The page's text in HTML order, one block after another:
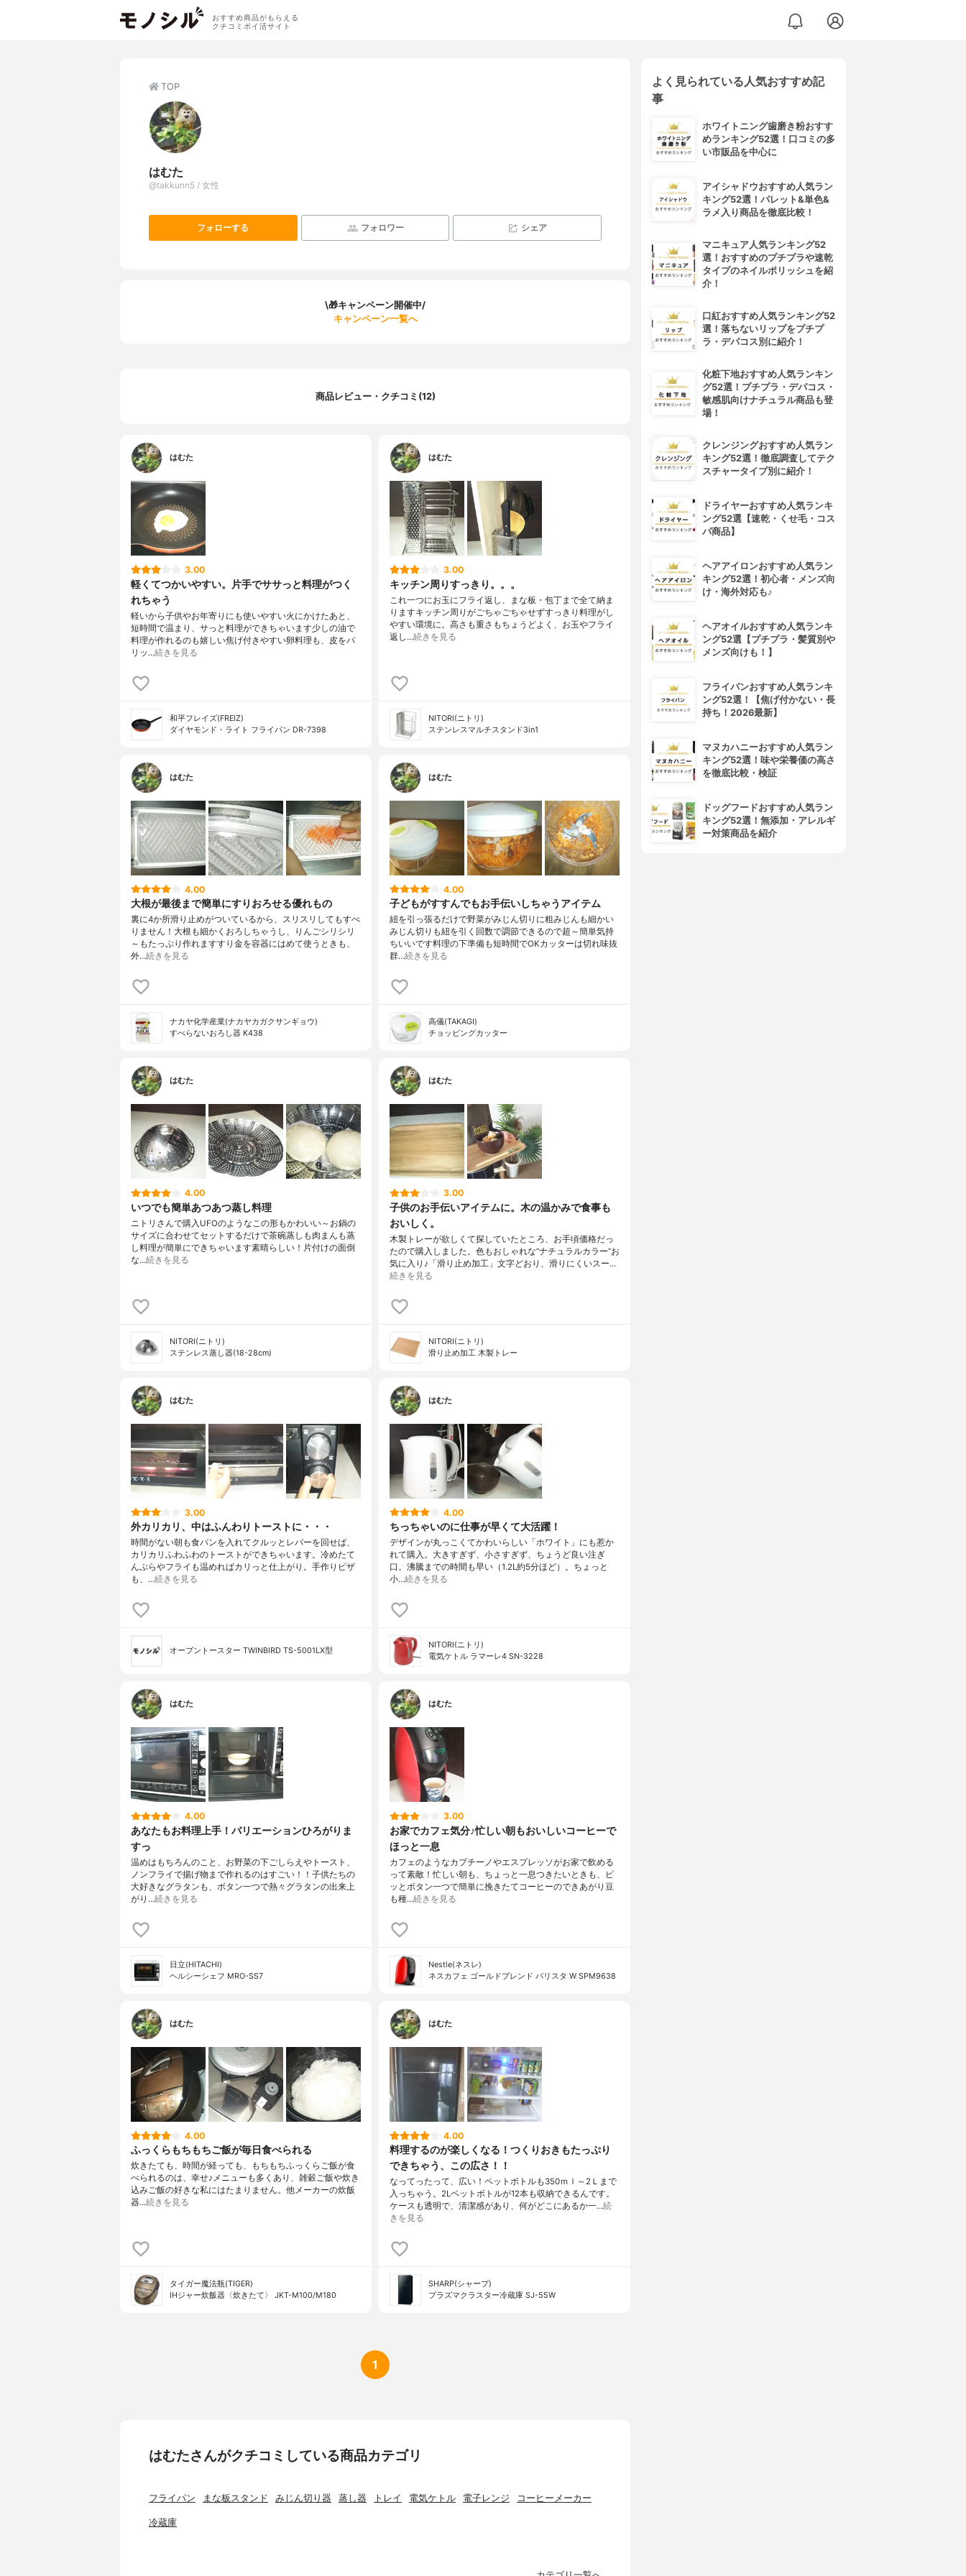
おすすめ商品がもらえる
クチコミポイ活サイト
TOP
はむた
@takkunn5 / 女性
フォローする フォロワー シェア
\🎁キャンペーン開催中/
キャンペーン一覧へ
商品レビュー・クチコミ(12)
はむた
3.00
軽くてつかいやすい。片手でササっと料理がつく
れちゃう
軽いから子供やお年寄りにも使いやすい火にかけたあと、
短時間で温まり、サっと料理ができちゃいます少しの油で
料理が作れるのも嬉しい焦げ付きやすい卵料理も、皮をパ
リッ…続きを見る
和平フレイズ(FREIZ)
ダイヤモンド・ライト フライパン DR-7398
はむた
3.00
キッチン周りすっきり。。。
これ一つにお玉にフライ返し、まな板・包丁まで全て納ま
りますキッチン周りがごちゃごちゃせずすっきり料理がし
やすい環境に。高さも重さもちょうどよく、お玉やフライ
返し…続きを見る
NITORI(ニトリ)
ステンレスマルチスタンド3in1
はむた
4.00
大根が最後まで簡単にすりおろせる優れもの
裏に4か所滑り止めがついているから、スリスリしてもすべ
りません！大根も細かくおろしちゃうし、りんごシリシリ
～もたっぷり作れますすり金を容器にはめて使うときも、
外…続きを見る
ナカヤ化学産業(ナカヤカガクサンギョウ)
すべらないおろし器 K438
はむた
4.00
子どもがすすんでもお手伝いしちゃうアイテム
紐を引っ張るだけで野菜がみじん切りに粗みじんも細かい
みじん切りも紐を引く回数で調節できるので超～簡単気持
ちいいです料理の下準備も短時間でOKカッターは切れ味抜
群…続きを見る
高儀(TAKAGI)
チョッピングカッター
はむた
4.00
いつでも簡単あつあつ蒸し料理
ニトリさんで購入UFOのようなこの形もかわいい～お鍋の
サイズに合わせてセットするだけで茶碗蒸しも肉まんも蒸
し料理が簡単にできちゃいます素晴らしい！片付けの面倒
な…続きを見る
NITORI(ニトリ)
ステンレス蒸し器(18-28cm)
はむた
3.00
子供のお手伝いアイテムに。木の温かみで食事も
おいしく。
木製トレーが欲しくて探していたところ、お手頃価格だっ
たので購入しました。色もおしゃれな”ナチュラルカラー”お
気に入り♪「滑り止め加工」文字どおり、滑りにくいスー…
続きを見る
NITORI(ニトリ)
滑り止め加工 木製トレー
はむた
3.00
外カリカリ、中はふんわりトーストに・・・
時間がない朝も食パンを入れてクルッとレバーを回せば、
カリカリふわふわのトーストができちゃいます。冷めたて
んぷらやフライも温めればカリっと仕上がり。手作りピザ
も、…続きを見る
オーブントースター TWINBIRD TS-5001LX型
はむた
4.00
ちっちゃいのに仕事が早くて大活躍！
デザインが丸っこくてかわいらしい「ホワイト」にも惹か
れて購入。大きすぎず、小さすぎず、ちょうど良い注ぎ
口。沸騰までの時間も早い（1.2L約5分ほど）。ちょっと
小…続きを見る
NITORI(ニトリ)
電気ケトル ラマーレ4 SN-3228
はむた
4.00
あなたもお料理上手！バリエーションひろがりま
すっ
温めはもちろんのこと、お野菜の下ごしらえやトースト、
ノンフライで揚げ物まで作れるのはすごい！！子供たちの
大好きなグラタンも、ボタン一つで熱々グラタンの出来上
がり…続きを見る
日立(HITACHI)
ヘルシーシェフ MRO-SS7
はむた
3.00
お家でカフェ気分♪忙しい朝もおいしいコーヒーで
ほっと一息
カフェのようなカプチーノやエスプレッソがお家で飲める
って素敵！忙しい朝も、ちょっと一息つきたいときも、ピ
ッとボタン一つで簡単に挽きたてコーヒーのできあがり豆
も種…続きを見る
Nestle(ネスレ)
ネスカフェ ゴールドブレンド バリスタ W SPM9638
はむた
4.00
ふっくらもちもちご飯が毎日食べられる
炊きたても、時間が経っても、もちもちふっくらご飯が食
べられるのは、幸せ♪メニューも多くあり、雑穀ご飯や炊き
込みご飯の好きな私にはたまりません。他メーカーの炊飯
器…続きを見る
タイガー魔法瓶(TIGER)
IHジャー炊飯器〈炊きたて〉 JKT-M100/M180
はむた
4.00
料理するのが楽しくなる！つくりおきもたっぷり
できちゃう、この広さ！！
なってったって、広い！ペットボトルも350ｍｌ～2Ｌまで
入っちゃう。2Lペットボトルが12本も収納できるんです。
ケースも透明で、清潔感があり、何がどこにあるか一…続
きを見る
SHARP(シャープ)
プラズマクラスター冷蔵庫 SJ-55W
1
はむたさんがクチコミしている商品カテゴリ
フライパン まな板スタンド みじん切り器 蒸し器 トレイ 電気ケトル 電子レンジ コーヒーメーカー
冷蔵庫
よく見られている人気おすすめ記
事
ホワイトニング歯磨き粉おすす
めランキング52選！口コミの多
い市販品を中心に
アイシャドウおすすめ人気ラン
キング52選！パレット&単色&
ラメ入り商品を徹底比較！
マニキュア人気ランキング52
選！おすすめのプチプラや速乾
タイプのネイルポリッシュを紹
介！
口紅おすすめ人気ランキング52
選！落ちないリップをプチプ
ラ・デパコス別に紹介！
化粧下地おすすめ人気ランキン
グ52選！プチプラ・デパコス・
敏感肌向けナチュラル商品も登
場！
クレンジングおすすめ人気ラン
キング52選！徹底調査してテク
スチャータイプ別に紹介！
ドライヤーおすすめ人気ランキ
ング52選【速乾・くせ毛・コス
パ商品】
ヘアアイロンおすすめ人気ラン
キング52選！初心者・メンズ向
け・海外対応も♪
ヘアオイルおすすめ人気ランキ
ング52選【プチプラ・髪質別や
メンズ向けも！】
フライパンおすすめ人気ランキ
ング52選！【焦げ付かない・長
持ち！2026最新】
マヌカハニーおすすめ人気ラン
キング52選！味や栄養価の高さ
を徹底比較・検証
ドッグフードおすすめ人気ラン
キング52選！無添加・アレルギ
ー対策商品を紹介